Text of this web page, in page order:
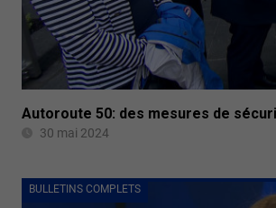
Autoroute 50: des mesures de
30 mai 2024
BULLETINS COMPLETS